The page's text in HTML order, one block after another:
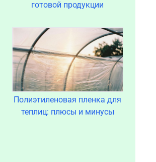
готовой продукции
Полиэтиленовая пленка для
теплиц: плюсы и минусы